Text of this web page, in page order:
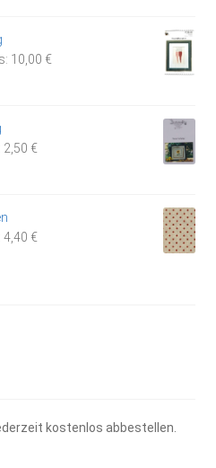
10,00 €Aktueller
2,50 €Aktueller
4,40 €Aktueller
kostenlos abbestellen.